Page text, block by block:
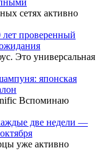
сетях активно
проверенный
Это универсальная
японская
Вспоминаю
две недели —
уже активно